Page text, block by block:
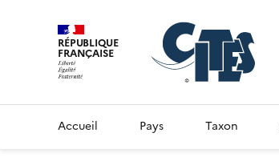
RÉPUBLIQUE
FRANÇAISE
Accueil Pays Taxon